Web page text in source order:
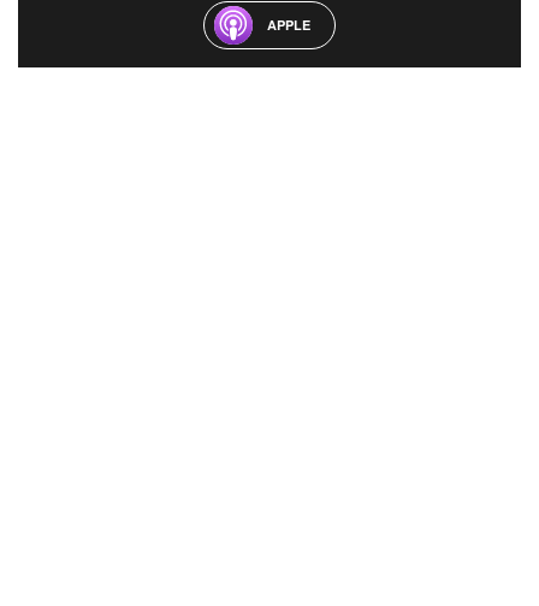
APPLE